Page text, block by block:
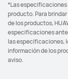
*Las especificaciones
producto. Para
de los productos,
especificaciones
las especificaciones,
información de los
aviso.